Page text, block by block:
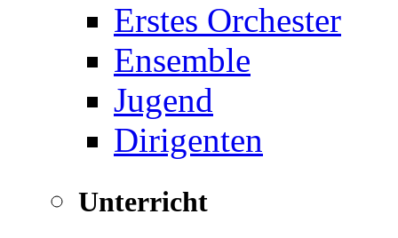
Erstes Orchester
Ensemble
Jugend
Dirigenten
Unterricht